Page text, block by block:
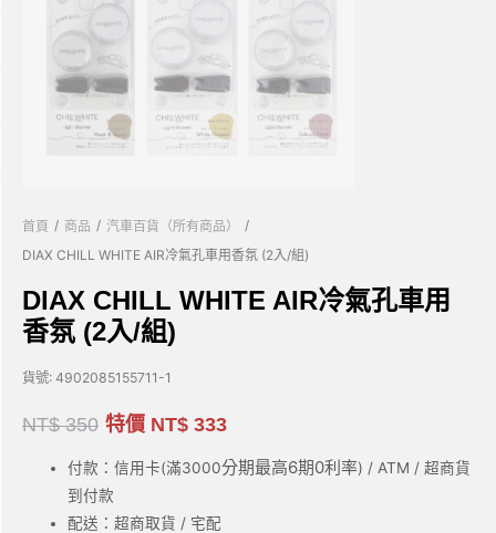
首頁 / 商品 / 汽車百貨（所有商品）
/
DIAX CHILL WHITE AIR冷氣孔車用香氛 (2入/組)
DIAX CHILL WHITE AIR冷氣孔車用
香氛 (2入/組)
貨號: 4902085155711-1
NT$350 特價 NT$ 333
付款：信用卡(滿3000分期最高6期0利率) / ATM / 超商貨
到付款
配送：超商取貨 / 宅配